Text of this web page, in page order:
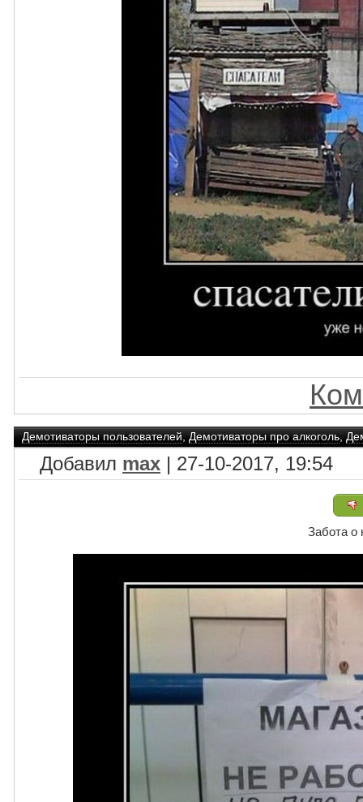
Демотиваторы пользователей,Демотиваторы про алкоголь,
Добавил max | 27-10-2017, 19:54
Забота о